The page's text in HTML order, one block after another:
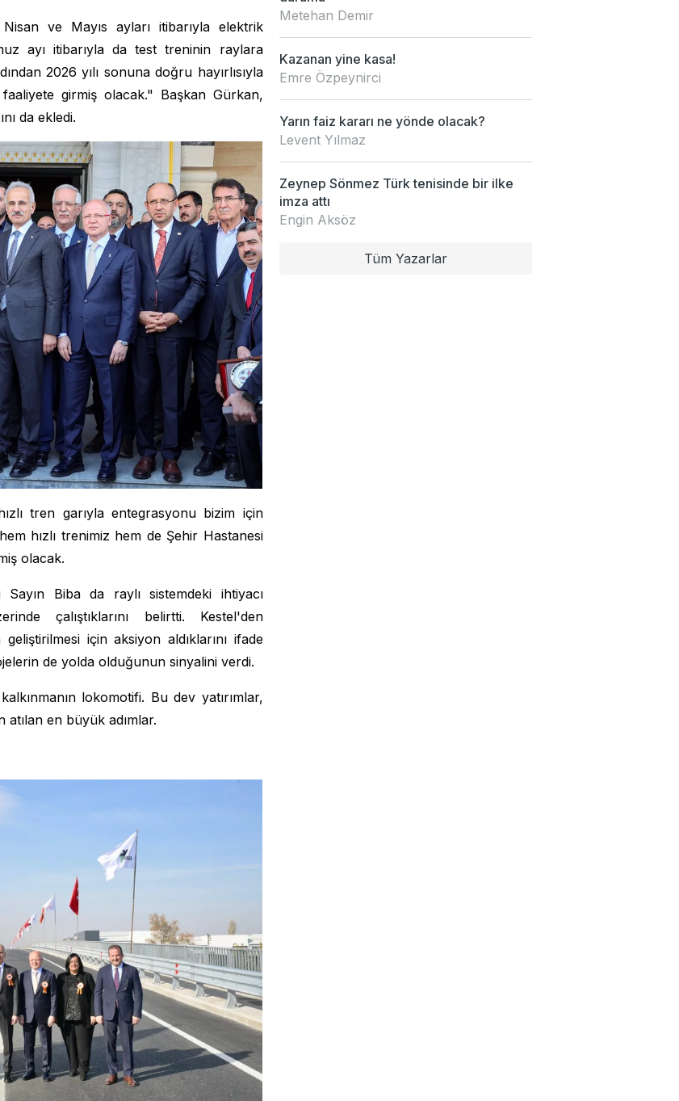
ve Mayıs ayları itibarıyla elektrik
ayı itibarıyla da test treninin raylara
2026 yılı sonuna doğru hayırlısıyla
faaliyete girmiş olacak." Başkan Gürkan,
da ekledi.
tren garıyla entegrasyonu bizim için
hızlı trenimiz hem de Şehir Hastanesi
olacak.
Biba da raylı sistemdeki ihtiyacı
çalıştıklarını belirtti. Kestel'den
için aksiyon aldıklarını ifade
de yolda olduğunun sinyalini verdi.
lokomotifi. Bu dev yatırımlar,
en büyük adımlar.
Metehan Demir
Kazanan yine kasa!
Emre Özpeynirci
Yarın faiz kararı ne yönde olacak?
Levent Yılmaz
Zeynep Sönmez Türk tenisinde bir ilke
imza attı
Engin Aksöz
Tüm Yazarlar